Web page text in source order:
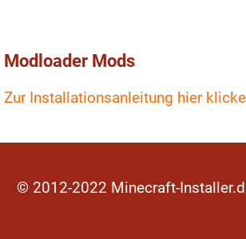
Modloader Mods
Zur Installationsanleitung hier
© 2012-2022 Minecraft-